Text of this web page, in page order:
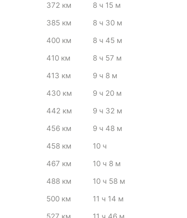
372 км 8 ч 15 м
385 км 8 ч 30 м
400 км 8 ч 45 м
410 км 8 ч 57 м
413 км 9 ч 8 м
430 км 9 ч 20 м
442 км 9 ч 32 м
456 км 9 ч 48 м
458 км 10 ч
467 км 10 ч 8 м
488 км 10 ч 58 м
500 км 11 ч 14 м